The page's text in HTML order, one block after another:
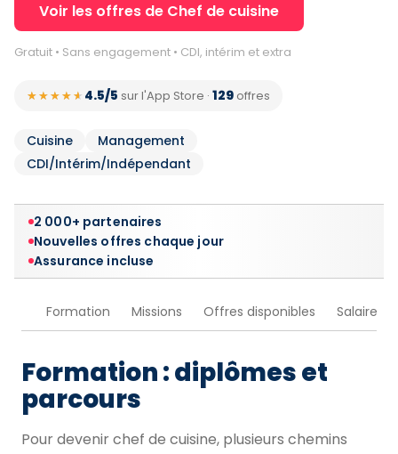
Voir les offres de Chef de cuisine
Gratuit • Sans engagement • CDI, intérim et extra
★★★★★
★★★★★ 4.5/5 sur l'App Store · 129 offres
Cuisine
Management
CDI/Intérim/Indépendant
2 000+ partenaires
Nouvelles offres chaque jour
Assurance incluse
Formation Missions Offres disponibles Salaire
Formation : diplômes et
parcours
Pour devenir chef de cuisine, plusieurs chemins